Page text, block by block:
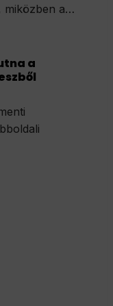
miközben a…
a